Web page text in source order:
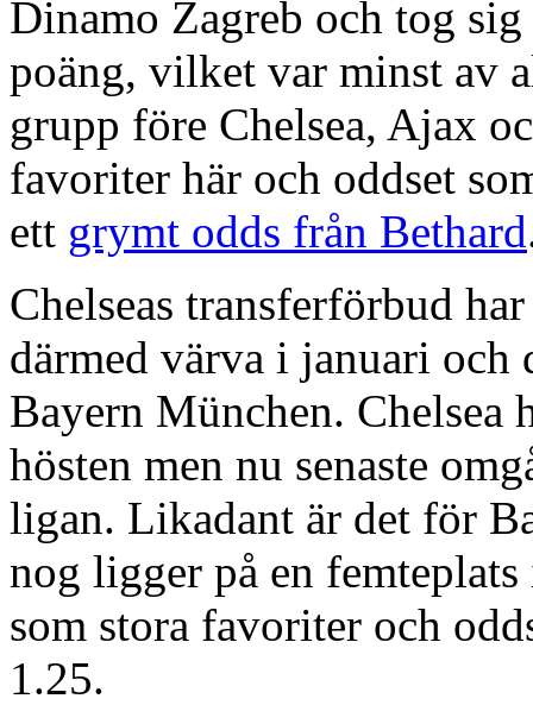
Dinamo Zagreb och tog
poäng, vilket var minst av
grupp före Chelsea, Ajax
favoriter här och oddset
ett grymt odds från Bethard
Chelseas transferförbud
därmed värva i januari och
Bayern München. Chelsea
hösten men nu senaste
ligan. Likadant är det för
nog ligger på en
som stora favoriter och
1.25.